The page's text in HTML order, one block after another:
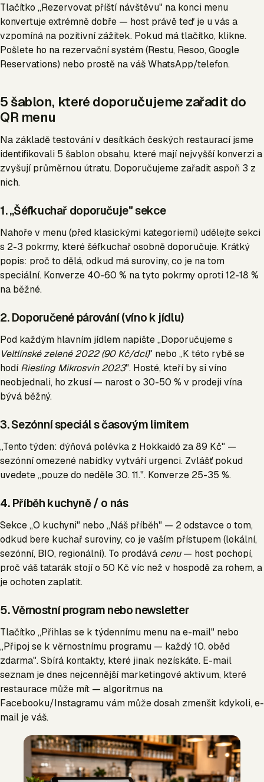
Tlačítko „Rezervovat příští návštěvu" na konci menu
konvertuje extrémně dobře — host právě teď je u vás a
vzpomíná na pozitivní zážitek. Pokud má tlačítko, klikne.
Pošlete ho na rezervační systém (Restu, Resoo, Google
Reservations) nebo prostě na váš WhatsApp/telefon.
5 šablon, které doporučujeme zařadit do
QR menu
Na základě testování v desítkách českých restaurací jsme
identifikovali 5 šablon obsahu, které mají nejvyšší konverzi a
zvyšují průměrnou útratu. Doporučujeme zařadit aspoň 3 z
nich.
1. „Šéfkuchař doporučuje" sekce
Nahoře v menu (před klasickými kategoriemi) udělejte sekci
s 2-3 pokrmy, které šéfkuchař osobně doporučuje. Krátký
popis: proč to dělá, odkud má suroviny, co je na tom
speciální. Konverze 40-60 % na tyto pokrmy oproti 12-18 %
na běžné.
2. Doporučené párování (víno k jídlu)
Pod každým hlavním jídlem napište „Doporučujeme s
Veltlínské zelené 2022 (90 Kč/dcl)" nebo „K této rybě se
hodíRiesling Mikrosvín 2023". Hosté, kteří by si víno
neobjednali, ho zkusí — narost o 30-50 % v prodeji vína
bývá běžný.
3. Sezónní speciál s časovým limitem
„Tento týden: dýňová polévka z Hokkaidó za 89 Kč" —
sezónní omezené nabídky vytváří urgenci. Zvlášť pokud
uvedete „pouze do neděle 30. 11.". Konverze 25-35 %.
4. Příběh kuchyně / o nás
Sekce „O kuchyni" nebo „Náš příběh" — 2 odstavce o tom,
odkud bere kuchař suroviny, co je vaším přístupem (lokální,
sezónní, BIO, regionální). To prodává cenu— host pochopí,
proč váš tatarák stojí o 50 Kč víc než v hospodě za rohem, a
je ochoten zaplatit.
5. Věrnostní program nebo newsletter
Tlačítko „Přihlas se k týdennímu menu na e-mail" nebo
„Připoj se k věrnostnímu programu — každý 10. oběd
zdarma". Sbírá kontakty, které jinak nezískáte. E-mail
seznam je dnes nejcennější marketingové aktivum, které
restaurace může mít — algoritmus na
Facebooku/Instagramu vám může dosah zmenšit kdykoli, e-
mail je váš.